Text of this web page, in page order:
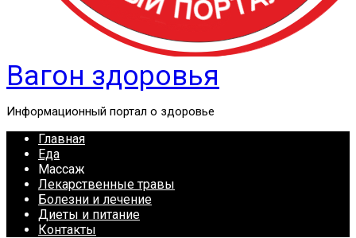
Вагон здоровья
Информационный портал о здоровье
Главная
Еда
Массаж
Лекарственные травы
Болезни и лечение
Диеты и питание
Контакты